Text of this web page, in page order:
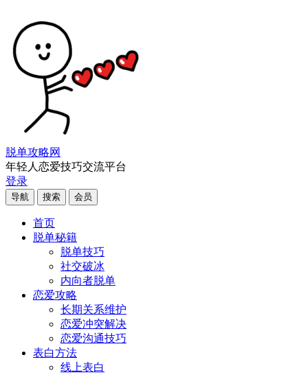
脱单攻略网
年轻人恋爱技巧交流平台
登录
导航 搜索 会员
首页
脱单秘籍
脱单技巧
社交破冰
内向者脱单
恋爱攻略
长期关系维护
恋爱冲突解决
恋爱沟通技巧
表白方法
线上表白